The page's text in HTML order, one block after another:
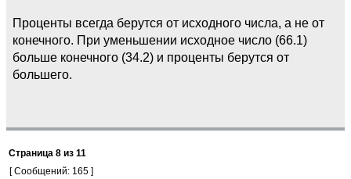
Проценты всегда берутся от исходного числа, а не от
конечного. При уменьшении исходное число (66.1)
больше конечного (34.2) и проценты берутся от
большего.
Страница 8 из 11
[ Сообщений: 165 ]